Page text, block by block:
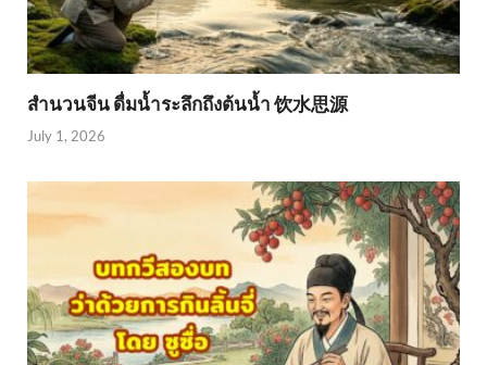
สำนวนจีน ดื่มน้ำระลึกถึงต้นน้ำ 饮水思源
July 1, 2026